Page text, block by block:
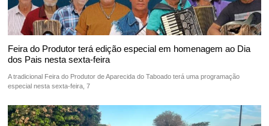
Feira do Produtor terá edição especial em homenagem ao Dia
dos Pais nesta sexta-feira
A tradicional Feira do Produtor de Aparecida do Taboado terá uma programação
especial nesta sexta-feira, 7